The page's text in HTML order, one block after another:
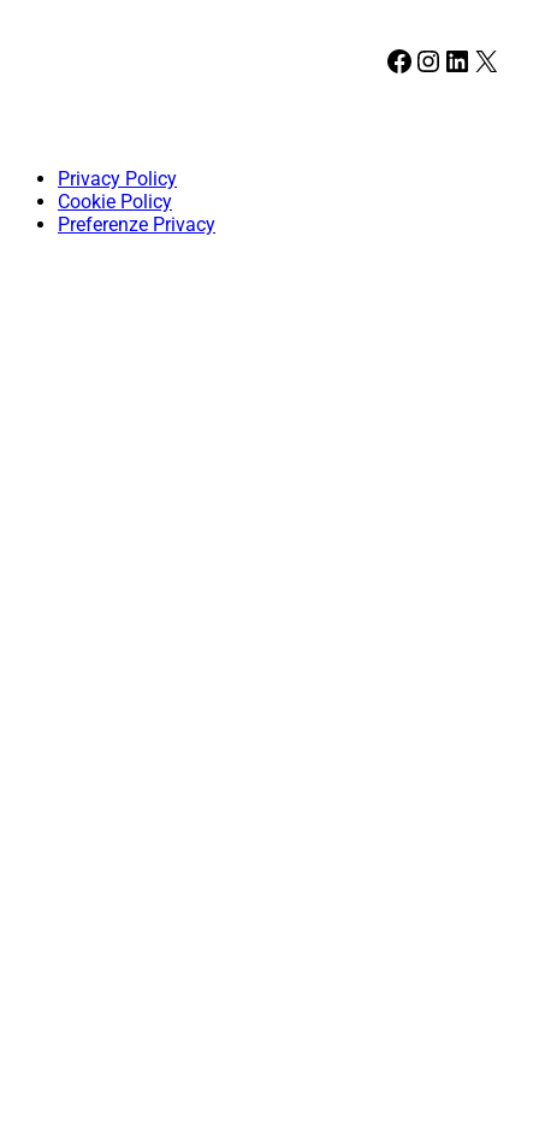
Facebook Instagram LinkedIn X
Privacy Policy
Cookie Policy
Preferenze Privacy